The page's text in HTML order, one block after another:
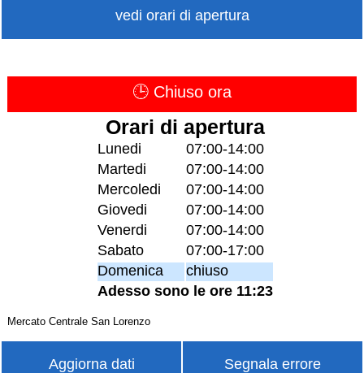
vedi orari di apertura
🕒 Chiuso ora
Orari di apertura
Lunedi
07:00-14:00
Martedi
07:00-14:00
Mercoledi
07:00-14:00
Giovedi
07:00-14:00
Venerdi
07:00-14:00
Sabato
07:00-17:00
Domenica
chiuso
Adesso sono le ore 11:23
Mercato Centrale San Lorenzo
Aggiorna dati Segnala errore